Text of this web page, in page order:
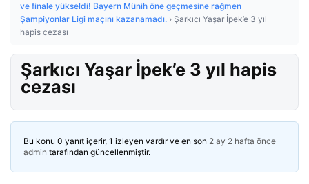
ve finale yükseldi! Bayern Münih öne geçmesine rağmen
Şampiyonlar Ligi maçını kazanamadı. › Şarkıcı Yaşar İpek’e 3 yıl
hapis cezası
Şarkıcı Yaşar İpek’e 3 yıl hapis
cezası
Bu konu 0 yanıt içerir, 1 izleyen vardır ve en son 2 ay 2 hafta önce
admin tarafından güncellenmiştir.